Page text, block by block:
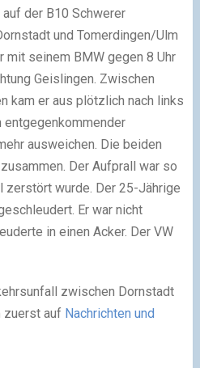
der B10 Schwerer
und Tomerdingen/Ulm
mit seinem BMW gegen 8 Uhr
Geislingen. Zwischen
kam er aus plötzlich nach links
entgegenkommender
ausweichen. Die beiden
Der Aufprall war so
zerstört wurde. Der 25-Jährige
Er war nicht
in einen Acker. Der VW
zwischen Dornstadt
zuerst auf Nachrichten und